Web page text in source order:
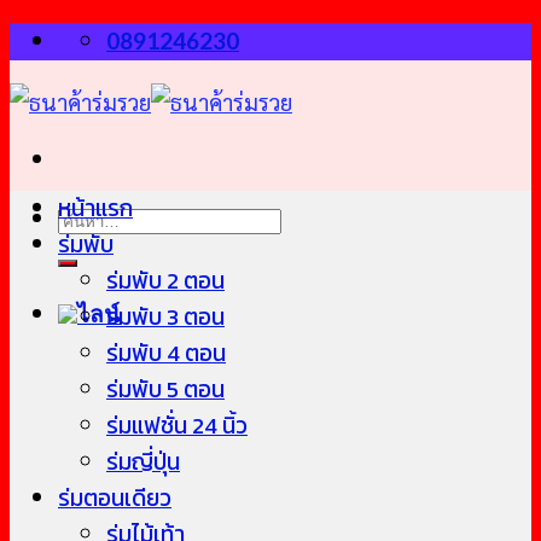
Skip
to
content
0891246230
ค้นหา:
หน้าแรก
ร่มพับ
ร่มพับ 2 ตอน
ร่มพับ 3 ตอน
ร่มพับ 4 ตอน
ร่มพับ 5 ตอน
ร่มแฟชั่น 24 นิ้ว
ร่มญี่ปุ่น
ร่มตอนเดียว